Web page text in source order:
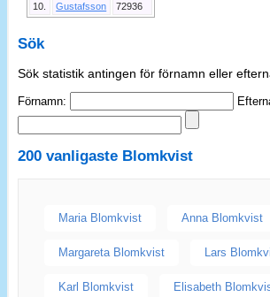
10.
Gustafsson 72936
Sök
Sök statistik antingen för förnamn eller
Förnamn:
200 vanligaste Blomkvist
Maria Blomkvist Anna Blomkvist
Margareta Blomkvist Lars
Karl Blomkvist Elisabeth